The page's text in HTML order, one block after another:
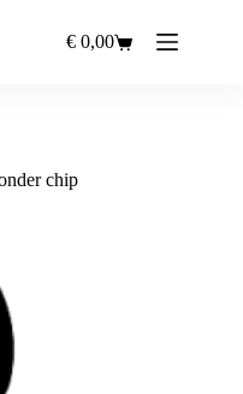
Winkelwagen
€ 0,00
chip